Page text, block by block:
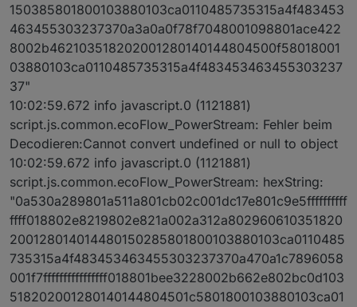
150385801800103880103ca0110485735315a4f483453
463455303237370a3a0a0f78f7048001098801ace422
8002b462103518202001280140144804500f58018001
03880103ca0110485735315a4f483453463455303237
37"
10:02:59.672 info javascript.0 (1121881)
script.js.common.ecoFlow_PowerStream: Fehler beim
Decodieren:Cannot convert undefined or null to object
10:02:59.672 info javascript.0 (1121881)
script.js.common.ecoFlow_PowerStream: hexString:
"0a530a289801a511a801cb02c001dc17e801c9e5ffffffffff
ffff018802e8219802e821a002a312a802960610351820
200128014014480150285801800103880103ca0110485
735315a4f483453463455303237370a470a1c7896058
001f7ffffffffffffffff018801bee3228002b662e802bc0d103
518202001280140144804501c5801800103880103ca01